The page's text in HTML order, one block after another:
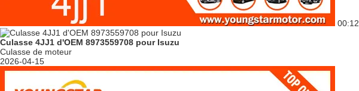
00:12
Culasse 4JJ1 d'OEM 8973559708 pour Isuzu
Culasse de moteur
2026-04-15